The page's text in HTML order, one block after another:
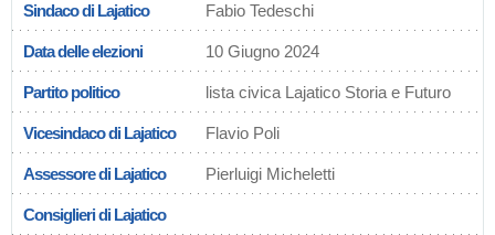
Sindaco di Lajatico Fabio Tedeschi
Data delle elezioni 10 Giugno 2024
Partito politico lista civica Lajatico Storia e Futuro
Vicesindaco di Lajatico Flavio Poli
Assessore di Lajatico Pierluigi Micheletti
Consiglieri di Lajatico